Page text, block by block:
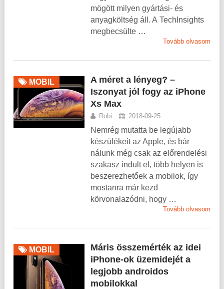
mögött milyen gyártási- és
anyagköltség áll. A TechInsights
megbecsülte …
Tovább olvasom
MOBIL
A méret a lényeg? –
Iszonyat jól fogy az iPhone
Xs Max
Robi 2018-09-25
Nemrég mutatta be legújabb
készülékeit az Apple, és bár
nálunk még csak az előrendelési
szakasz indult el, több helyen is
beszerezhetőek a mobilok, így
mostanra már kezd
körvonalazódni, hogy …
Tovább olvasom
MOBIL
Máris összemérték az idei
iPhone-ok üzemidejét a
legjobb androidos
mobilokkal